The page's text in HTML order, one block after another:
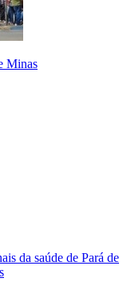
Minas
da saúde de Pará de